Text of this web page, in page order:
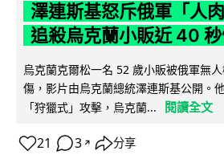
澤連斯基怒斥俄軍「人
追殺烏克蘭小販近 40
烏克蘭克爾松一名 52 歲小販被俄軍無
傷，影片由烏克蘭總統澤連斯基公開。
「狩獵式」攻擊，烏克蘭...
閱讀全文
21 3 ↗ 分享